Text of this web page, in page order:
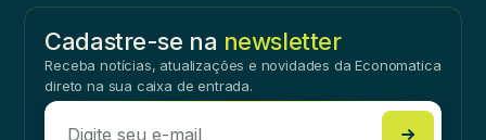
Cadastre-se na newsletter
Receba notícias, atualizações e novidades da Economatica
direto na sua caixa de entrada.